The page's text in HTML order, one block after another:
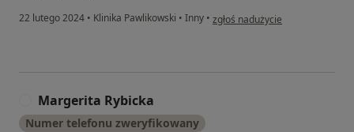
22 lutego 2024 • Klinika Pawlikowski • Inny • w opinii użytkownika Filip B
zgłoś nadużycie
Margerita Rybicka
Numer telefonu zweryfikowany